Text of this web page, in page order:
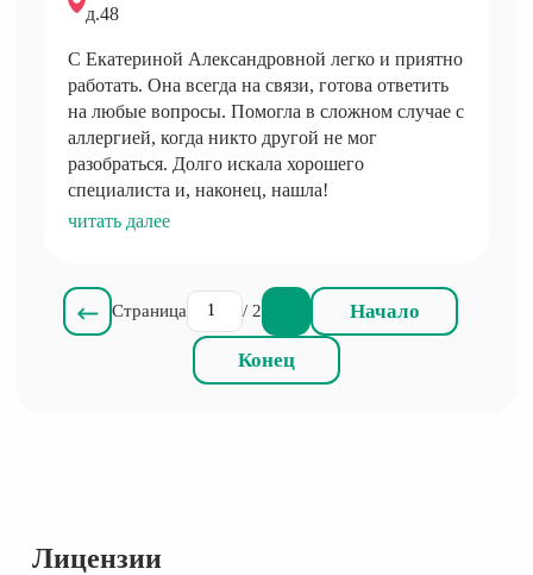
д.48
С Екатериной Александровной легко и приятно
работать. Она всегда на связи, готова ответить
на любые вопросы. Помогла в сложном случае с
аллергией, когда никто другой не мог
разобраться. Долго искала хорошего
специалиста и, наконец, нашла!
читать далее
Начало
Страница / 2
Конец
Лицензии